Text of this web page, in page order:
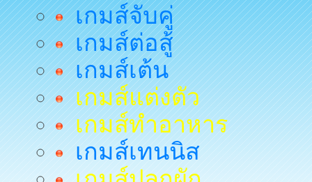
เกมส์จับคู่
เกมส์ต่อสู้
เกมส์เต้น
เกมส์แต่งตัว
เกมส์ทำอาหาร
เกมส์เทนนิส